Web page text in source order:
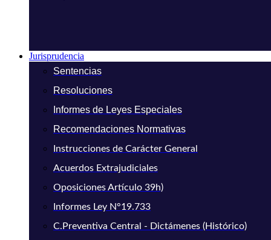
Jurisprudencia
Sentencias
Resoluciones
Informes de Leyes Especiales
Recomendaciones Normativas
Instrucciones de Carácter General
Acuerdos Extrajudiciales
Oposiciones Artículo 39h)
Informes Ley N°19.733
C.Preventiva Central - Dictámenes (Histórico)